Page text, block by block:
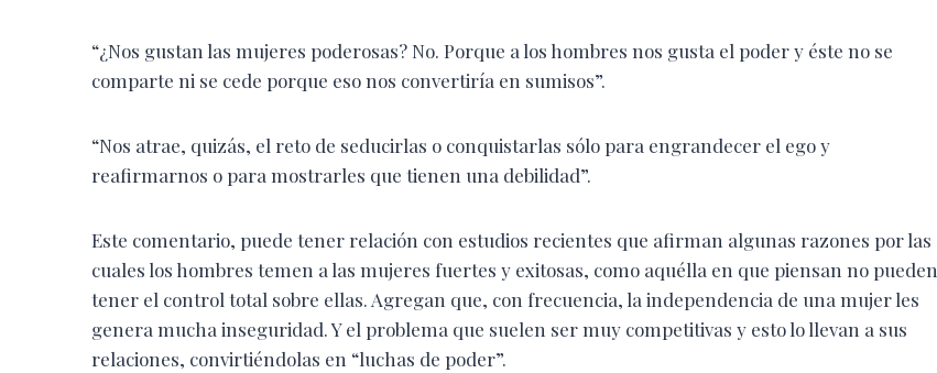
“¿Nos gustan las mujeres poderosas? No. Porque a los hombres nos gusta el poder y éste no se
comparte ni se cede porque eso nos convertiría en sumisos”.
“Nos atrae, quizás, el reto de seducirlas o conquistarlas sólo para engrandecer el ego y
reafirmarnos o para mostrarles que tienen una debilidad”.
Este comentario, puede tener relación con estudios recientes que afirman algunas razones por las
cuales los hombres temen a las mujeres fuertes y exitosas, como aquélla en que piensan no pueden
tener el control total sobre ellas. Agregan que, con frecuencia, la independencia de una mujer les
genera mucha inseguridad. Y el problema que suelen ser muy competitivas y esto lo llevan a sus
relaciones, convirtiéndolas en “luchas de poder”.